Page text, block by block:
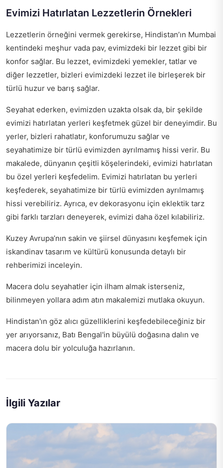
Evimizi Hatırlatan Lezzetlerin Örnekleri
Lezzetlerin örneğini vermek gerekirse, Hindistan’ın Mumbai
kentindeki meşhur vada pav, evimizdeki bir lezzet gibi bir
konfor sağlar. Bu lezzet, evimizdeki yemekler, tatlar ve
diğer lezzetler, bizleri evimizdeki lezzet ile birleşerek bir
türlü huzur ve barış sağlar.
Seyahat ederken, evimizden uzakta olsak da, bir şekilde
evimizi hatırlatan yerleri keşfetmek güzel bir deneyimdir. Bu
yerler, bizleri rahatlatır, konforumuzu sağlar ve
seyahatimize bir türlü evimizden ayrılmamış hissi verir. Bu
makalede, dünyanın çeşitli köşelerindeki, evimizi hatırlatan
bu özel yerleri keşfedelim. Evimizi hatırlatan bu yerleri
keşfederek, seyahatimize bir türlü evimizden ayrılmamış
hissi verebiliriz. Ayrıca, ev dekorasyonu için eklektik tarz
gibi farklı tarzları deneyerek, evimizi daha özel kılabiliriz.
Kuzey Avrupa’nın sakin ve şiirsel dünyasını keşfemek için
iskandinav tasarım ve kültürü konusunda detaylı bir
rehberimizi inceleyin.
Macera dolu seyahatler için ilham almak isterseniz,
bilinmeyen yollara adım atın makalemizi mutlaka okuyun.
Hindistan'ın göz alıcı güzelliklerini keşfedebileceğiniz bir
yer arıyorsanız, Batı Bengal'in büyülü doğasına dalın ve
macera dolu bir yolculuğa hazırlanın.
İlgili Yazılar